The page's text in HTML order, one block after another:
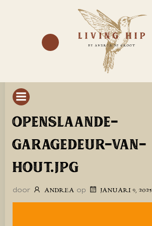
NAAR
DE
INHOUD
OPENSLAANDE-
GARAGEDEUR-VAN-
HOUT.JPG
door ANDREA op JANUARI 9, 2025